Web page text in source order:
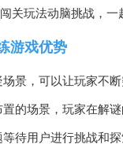
关玩法动脑挑战，
游戏优势
场景，可以让玩家不
的场景，玩家在解
待用户进行挑战和